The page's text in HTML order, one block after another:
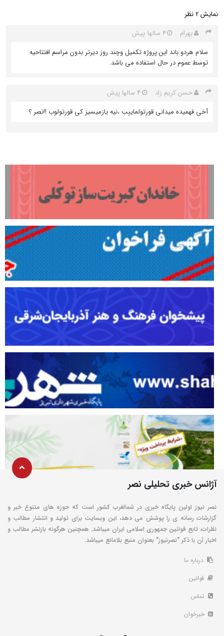
نمایش 2 نظر
بهرام
4 سالها پیش
سلام هردو باند این پروژه تکمیل وچند روز دیرتر بدون مراسم افتتاحیه
توسط عموم در حال استفاده می باشد.
حسن كريم زاد
4 سالها پیش
آخى فهميده ميدانى قورتولماييب ،نيه يازميسيز كى قورتولوب !!نصر ؟
آژانس خبری تحلیلی نصر
نصر نیوز اولین پایگاه خبری در شمالغرب کشور است که حوزه های متنوع خبر و
گزارشات رسانه ی را پوشش می دهد، این وبسایت برای تولید و انتشار مطالب و
نظرات، تابع قوانین جمهوری اسلامی ایران میباشد. همچنین هرگونه بازنشر مطالب و
اخبار آن با ذکر "نصرنیوز" بعنوان منبع بلامانع میباشد.
درباره ما
قوانین
تماس
خبرخوان